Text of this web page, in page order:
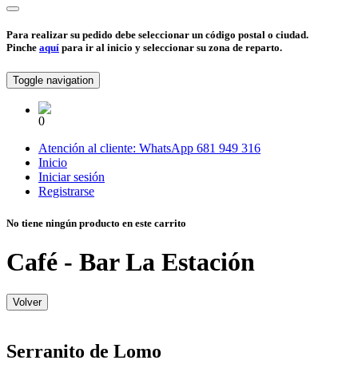
Para realizar su pedido debe seleccionar un código postal o ciudad.
Pinche aquí para ir al inicio y seleccionar su zona de reparto.
Toggle navigation
0
Atención al cliente: WhatsApp 681 949 316
Inicio
Iniciar sesión
Registrarse
No tiene ningún producto en este carrito
Café - Bar La Estación
Volver
Serranito de Lomo